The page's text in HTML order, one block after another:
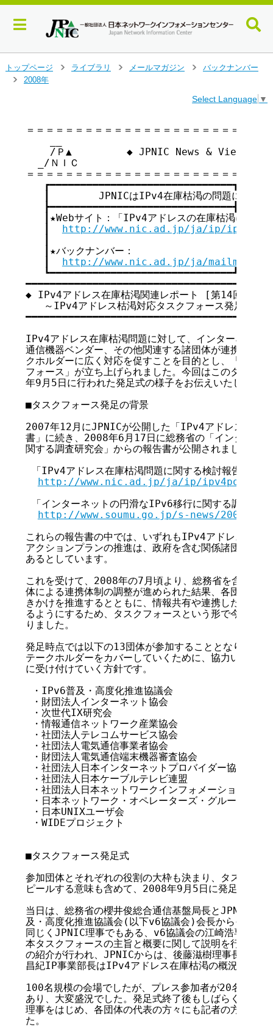
トップページ
ライブラリ
メールマガジン
バックナンバー
2008年
Select Language ▼
＝＝＝＝＝＝＝＝＝＝＝＝＝＝＝＝＝＝＝＝＝＝＝＝
/Ｐ▲         ◆ JPNIC News & Views
  _/ＮＩＣ
＝＝＝＝＝＝＝＝＝＝＝＝＝＝＝＝＝＝＝＝＝＝＝＝
   ┏━━━━━━━━━━━━━━━━━━━━━━━━━━━━━━┓
┃        JPNICはIPv4在庫枯渇の問題に取り
   ┣━━━━━━━━━━━━━━━━━━━━━━━━━━━━━━┫
┃★Webサイト：「IPv4アドレスの在庫枯渇に関
http://www.nic.ad.jp/ja/ip/
┃★バックナンバー：
http://www.nic.ad.jp/ja/
   ┗━━━━━━━━━━━━━━━━━━━━━━━━━━━━━━┛
━━━━━━━━━━━━━━━━━━━━━━━━━━━━━━━━━━━
◆ IPv4アドレス在庫枯渇関連レポート [第14回]
   ～IPv4アドレス枯渇対応タスクフォース発足！！～
━━━━━━━━━━━━━━━━━━━━━━━━━━━━━━━━━━━
IPv4アドレス在庫枯渇問題に対して、インターネット/
通信機器ベンダー、その他関連する諸団体が連携し、
クホルダーに広く対応を促すことを目的とし、「IPv4
フォース」が立ち上げられました。今回はこのタスク
年9月5日に行われた発足式の様子をお伝えいたします。
■タスクフォース発足の背景
2007年12月にJPNICが公開した「IPv4アドレス在庫
書」に続き、2008年6月17日に総務省の「インターネ
関する調査研究会」からの報告書が公開されました。
「IPv4アドレス在庫枯渇問題に関する検討報告書
http://www.nic.ad.jp/ja/ip/ipv4pool/
「インターネットの円滑なIPv6移行に関する調査
http://www.soumu.go.jp/s-news/2008/
これらの報告書の中では、いずれもIPv4アドレス在庫
アクションプランの推進は、政府を含む関係諸団体が
あるとしています。
これを受けて、2008年の7月頃より、総務省を含むイ
体による連携体制の調整が進められた結果、各団体が
きかけを推進するとともに、情報共有や連携したアク
るようにするため、タスクフォースという形で今後活
りました。
発足時点では以下の13団体が参加することとなりまし
テークホルダーをカバーしていくために、協力いただ
に受け付けていく方針です。
・IPv6普及・高度化推進協議会
・財団法人インターネット協会
・次世代IX研究会
・情報通信ネットワーク産業協会
・社団法人テレコムサービス協会
・社団法人電気通信事業者協会
・財団法人電気通信端末機器審査協会
・社団法人日本インターネットプロバイダー協会
・社団法人日本ケーブルテレビ連盟
・社団法人日本ネットワークインフォメーションセン
・日本ネットワーク・オペレーターズ・グループ
・日本UNIXユーザ会
・WIDEプロジェクト
■タスクフォース発足式
参加団体とそれぞれの役割の大枠も決まり、タスクフ
ピールする意味も含めて、2008年9月5日に発足式を開
当日は、総務省の櫻井俊総合通信基盤局長とJPNIC理
及・高度化推進協議会(以下v6協議会)会長からそれぞ
同じくJPNIC理事でもある、v6協議会の江崎浩専務理
本タスクフォースの主旨と概要に関して説明を行いま
の紹介が行われ、JPNICからは、後藤滋樹理事長が組
昌紀IP事業部長はIPv4アドレス在庫枯渇の概況説明を
100名規模の会場でしたが、プレス参加者が20名以上
あり、大変盛況でした。発足式終了後もしばらくの間
理事をはじめ、各団体の代表の方々にも記者の方から
た。